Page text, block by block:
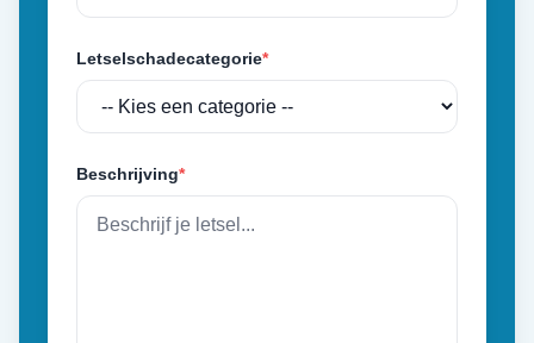
Letselschadecategorie*
Beschrijving*